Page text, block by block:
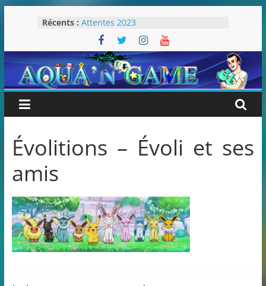
Récents : Attentes 2023
Rétrospective 2022
« Splatoon 3 est-il nécessaire ? »
« Dans les coulisses des JV Harry
Potter »
Pokémon Écarlate : ceci est une
révolution (ou pas) !
Évolitions – Évoli et ses
amis